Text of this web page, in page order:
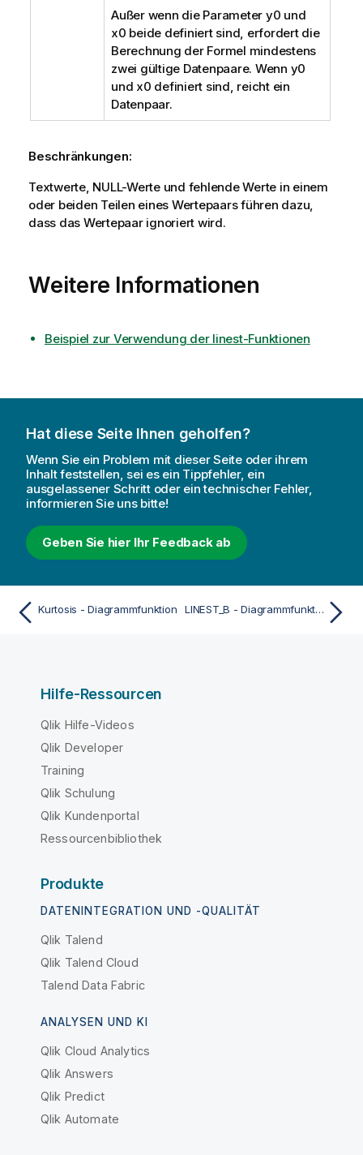
Außer wenn die Parameter y0 und
x0 beide definiert sind, erfordert die
Berechnung der Formel mindestens
zwei gültige Datenpaare. Wenn y0
und x0 definiert sind, reicht ein
Datenpaar.
Beschränkungen:
Textwerte, NULL-Werte und fehlende Werte in einem
oder beiden Teilen eines Wertepaars führen dazu,
dass das Wertepaar ignoriert wird.
Weitere Informationen
Beispiel zur Verwendung der linest-Funktionen
Hat diese Seite Ihnen geholfen?
Wenn Sie ein Problem mit dieser Seite oder ihrem
Inhalt feststellen, sei es ein Tippfehler, ein
ausgelassener Schritt oder ein technischer Fehler,
informieren Sie uns bitte!
Geben Sie hier Ihr Feedback ab
Kurtosis - Diagrammfunktion LINEST_B - Diagrammfunktion
Hilfe-Ressourcen
Qlik Hilfe-Videos
Qlik Developer
Training
Qlik Schulung
Qlik Kundenportal
Ressourcenbibliothek
Produkte
DATENINTEGRATION UND -QUALITÄT
Qlik Talend
Qlik Talend Cloud
Talend Data Fabric
ANALYSEN UND KI
Qlik Cloud Analytics
Qlik Answers
Qlik Predict
Qlik Automate